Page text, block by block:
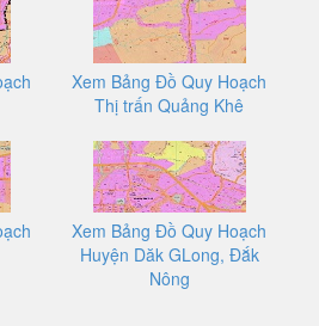
Xem Bảng Đồ Quy Hoạch
Thị trấn Quảng Khê
Xem Bảng Đồ Quy Hoạch
Huyện Dăk GLong, Đắk
Nông